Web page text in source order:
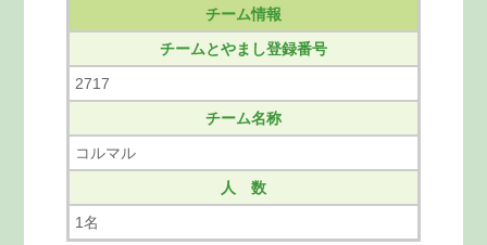
チーム情報
チームとやまし登録番号
2717
チーム名称
コルマル
人 数
1名